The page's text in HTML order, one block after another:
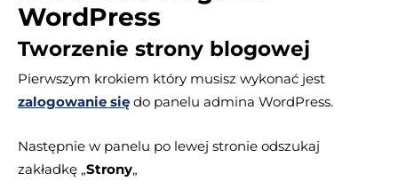
WordPress
Tworzenie strony blogowej
Pierwszym krokiem który musisz wykonać jest
zalogowanie się do panelu admina WordPress.
Następnie w panelu po lewej stronie odszukaj
zakładkę „Strony„